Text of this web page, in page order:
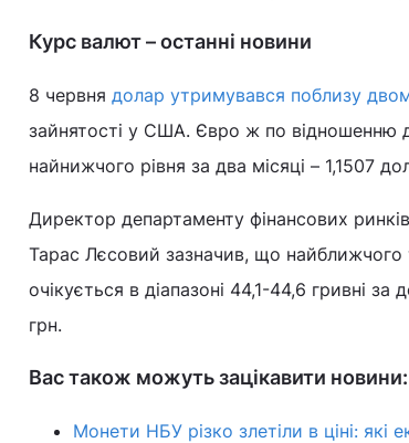
Курс валют – останні новини
8 червня долар утримувався поблизу
зайнятості у США. Євро ж по відношенню
найнижчого рівня за два місяці – 1,1507
Директор департаменту фінансових
Тарас Лєсовий зазначив, що найближчого
очікується в діапазоні 44,1-44,6 гривні
грн.
Вас також можуть зацікавити новини:
Монети НБУ різко злетіли в ціні: які